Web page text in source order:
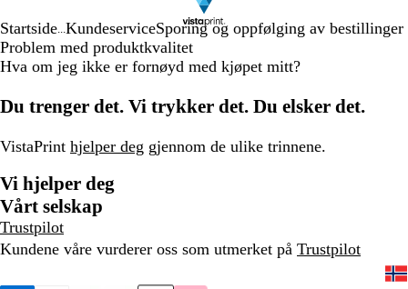
Startside KundeserviceSporing og oppfølging av bestillinger
Problem med produktkvalitet
Hva om jeg ikke er fornøyd med kjøpet mitt?
Du trenger det. Vi trykker det. Du elsker det.
VistaPrint hjelper deg gjennom de ulike trinnene.
Vi hjelper deg
Vårt selskap
Trustpilot
Kundene våre vurderer oss som utmerket på Trustpilot